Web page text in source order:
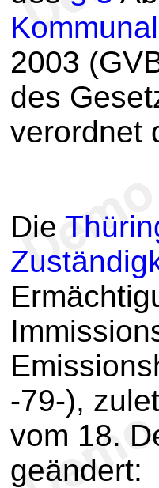
2003
des
verordnet
Die
-79-),
vom 18.
geändert: